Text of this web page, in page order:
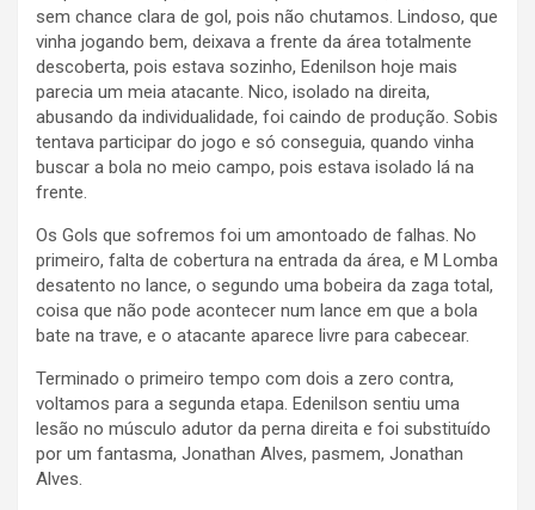
sem chance clara de gol, pois não chutamos. Lindoso, que
vinha jogando bem, deixava a frente da área totalmente
descoberta, pois estava sozinho, Edenilson hoje mais
parecia um meia atacante. Nico, isolado na direita,
abusando da individualidade, foi caindo de produção. Sobis
tentava participar do jogo e só conseguia, quando vinha
buscar a bola no meio campo, pois estava isolado lá na
frente.
Os Gols que sofremos foi um amontoado de falhas. No
primeiro, falta de cobertura na entrada da área, e M Lomba
desatento no lance, o segundo uma bobeira da zaga total,
coisa que não pode acontecer num lance em que a bola
bate na trave, e o atacante aparece livre para cabecear.
Terminado o primeiro tempo com dois a zero contra,
voltamos para a segunda etapa. Edenilson sentiu uma
lesão no músculo adutor da perna direita e foi substituído
por um fantasma, Jonathan Alves, pasmem, Jonathan
Alves.